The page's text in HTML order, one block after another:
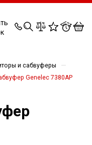
0 0 0 0
и сабвуферы —
Genelec 7380AP